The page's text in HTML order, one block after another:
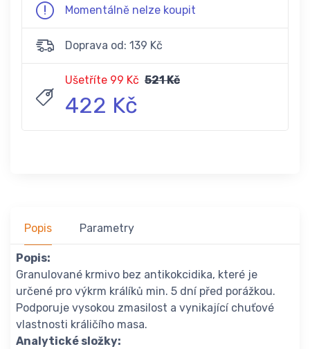
Momentálně nelze koupit
Doprava od: 139 Kč
Ušetříte 99 Kč 521 Kč
422 Kč
Popis Parametry
Popis:
Granulované krmivo bez antikokcidika, které je
určené pro výkrm králíků min. 5 dní před porážkou.
Podporuje vysokou zmasilost a vynikající chuťové
vlastnosti králičího masa.
Analytické složky: